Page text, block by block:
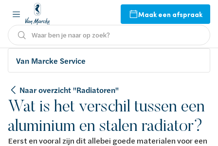
Maak een afspraak
Waar ben je naar op zoek?
Van Marcke Service
Naar overzicht "Radiatoren"
Wat is het verschil tussen een
aluminium en stalen radiator?
Eerst en vooral zijn dit allebei goede materialen voor een